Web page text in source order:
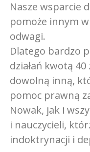
Nasze wsparcie
pomoże innym
odwagi.
Dlatego bardzo
działań kwotą 40
dowolną inną,
pomoc prawną
Nowak, jak i
i nauczycieli,
indoktrynacji i